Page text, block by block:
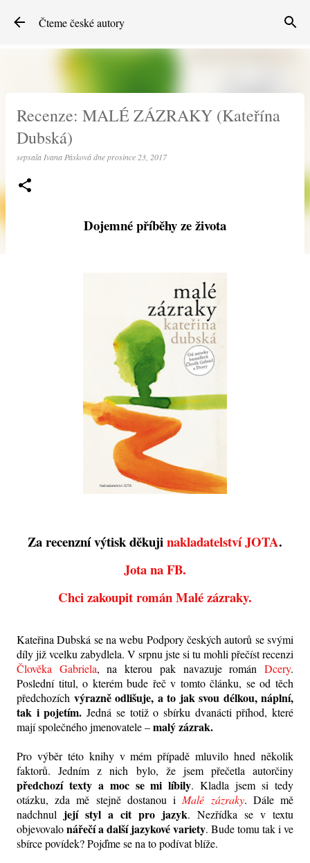
Přeskočit na hlavní obsah
Čteme české autory
Recenze: MALÉ ZÁZRAKY (Kateřína
Dubská)
sepsala Ivana Páskovádneprosince 23, 2017
Dojemné příběhy ze života
Za recenzní výtisk děkujinakladatelství JOTA.
Jota na FB.
Chci zakoupit román Malé zázraky.
Kateřina Dubská se na webu Podpory českých autorů se svými
díly již vcelku zabydlela. V srpnu jste si tu mohli přečíst recenzi
Člověka Gabriela, na kterou pak navazuje románDcery.
Poslední titul, o kterém bude řeč v tomto článku, se od těch
předchozích výrazně odlišuje, a to jak svou délkou, náplní,
tak i pojetím. Jedná se totiž o sbírku dvanácti příhod, které
mají společného jmenovatele –malý zázrak.
Pro výběr této knihy v mém případě mluvilo hned několik
faktorů. Jedním z nich bylo, že jsem přečetla autorčiny
předchozí texty a moc se mi líbily. Kladla jsem si tedy
otázku, zda mě stejně dostanou i Malé zázraky. Dále mě
nadchnul její styl a cit pro jazyk. Nezřídka se v textu
objevovalonářečí a další jazykové variety. Bude tomu tak i ve
sbírce povídek? Pojďme se na to podívat blíže.